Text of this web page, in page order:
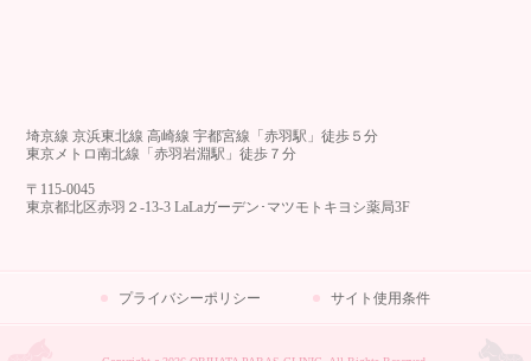
埼京線 京浜東北線 高崎線 宇都宮線「赤羽駅」徒歩５分
東京メトロ南北線「赤羽岩淵駅」徒歩７分
〒115-0045
東京都北区赤羽２-13-3 LaLaガーデン･マツモトキヨシ薬局3F
プライバシーポリシー サイト使用条件